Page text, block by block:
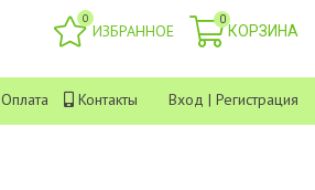
0
ИЗБРАННОЕ
0
КОРЗИНА
Оплата Контакты Вход | Регистрация